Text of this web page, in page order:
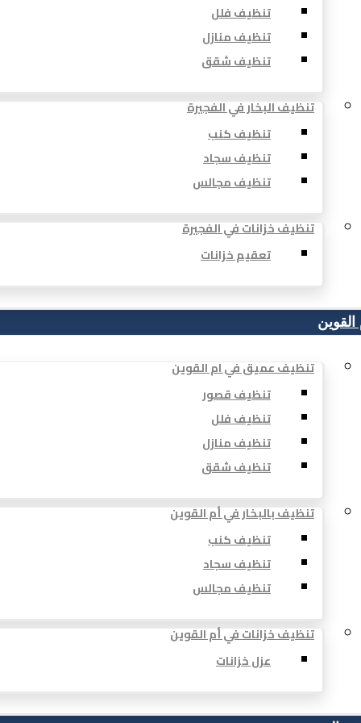
تنظيف فلل
تنظيف منازل
تنظيف شقق
تنظيف البخار في الفجيرة
تنظيف كنب
تنظيف سجاد
تنظيف مجالس
تنظيف خزانات في الفجيرة
تعقيم خزانات
القوين
تنظيف عميق في ام القوين
تنظيف قصور
تنظيف فلل
تنظيف منازل
تنظيف شقق
تنظيف بالبخار في أم القوين
تنظيف كنب
تنظيف سجاد
تنظيف مجالس
تنظيف خزانات في أم القوين
عزل خزانات